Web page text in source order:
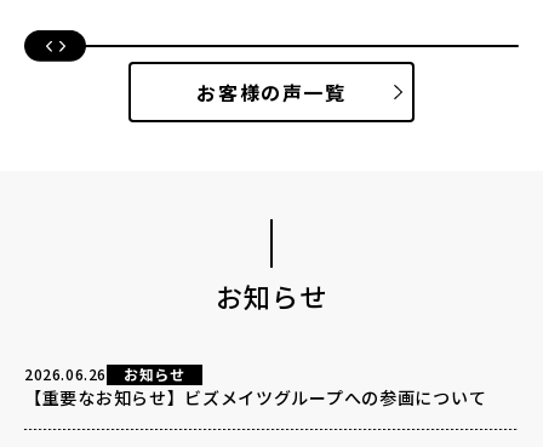
お客様の声一覧
お知らせ
2026.06.26 お知らせ
【重要なお知らせ】ビズメイツグループへの参画について